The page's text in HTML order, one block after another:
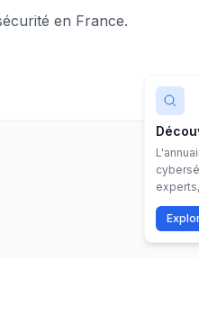
en France.